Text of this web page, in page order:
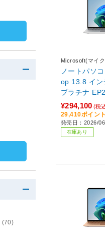
Microsoft(マイ
ノートパソ
op 13.8 イン
プラチナ
+ PC /13.8型
me /
モリ：16GB
M365 (24か
¥294,100 (税
29,410ポイン
発売日：2026/
在庫あり
(70)